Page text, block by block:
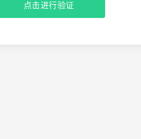
点击进行验证